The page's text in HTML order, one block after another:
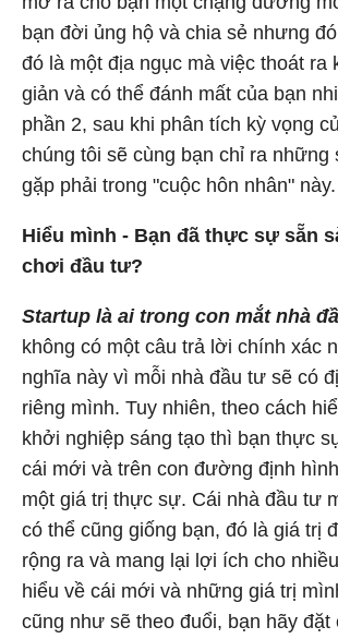
bạn đời ủng hộ và chia sẻ nhưng
đó là một địa ngục mà việc thoát ra
giản và có thể đánh mất của bạn
phần 2, sau khi phân tích kỳ vọng
chúng tôi sẽ cùng bạn chỉ ra những
gặp phải trong "cuộc hôn nhân" này.
Hiểu mình - Bạn đã thực sự sẵn
chơi đầu tư?
Startup là ai trong con mắt nhà
không có một câu trả lời chính xác
nghĩa này vì mỗi nhà đầu tư sẽ có
riêng mình. Tuy nhiên, theo cách
khởi nghiệp sáng tạo thì bạn thực
cái mới và trên con đường định
một giá trị thực sự. Cái nhà đầu tư
có thể cũng giống bạn, đó là giá trị
rộng ra và mang lại lợi ích cho
hiểu về cái mới và những giá trị
cũng như sẽ theo đuổi, bạn hãy đặt